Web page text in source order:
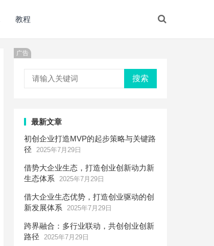
教程
广告
搜索
最新文章
初创企业打造MVP的起步策略与关键路
径
2025年7月29日
借势大企业生态，打造创业创新动力新
生态体系
2025年7月29日
借大企业生态优势，打造创业驱动的创
新发展体系
2025年7月29日
跨界融合：多行业联动，共创创业创新
路径
2025年7月29日